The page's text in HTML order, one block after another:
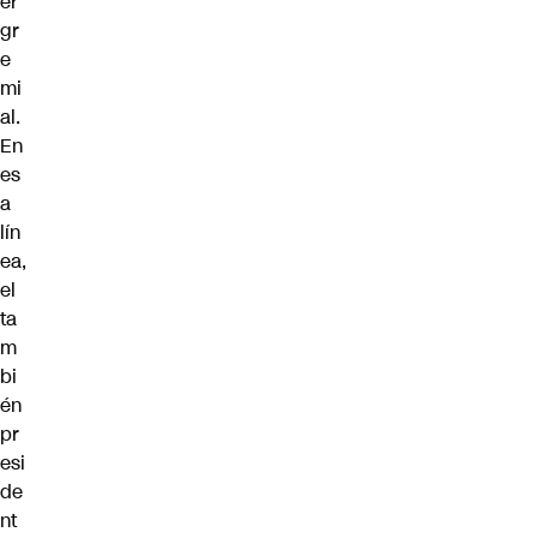
gr
e
mi
al.
En
es
a
lín
ea,
el
ta
m
bi
én
pr
esi
de
nt